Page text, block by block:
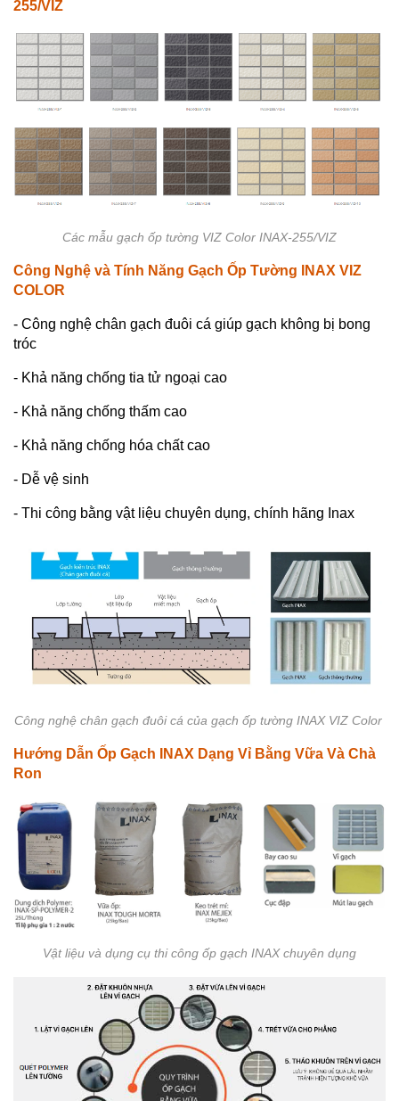
255/VIZ
Các mẫu gạch ốp tường VIZ Color INAX-255/VIZ
Công Nghệ và Tính Năng Gạch Ốp Tường INAX VIZ
COLOR
- Công nghệ chân gạch đuôi cá giúp gạch không bị bong
tróc
- Khả năng chống tia tử ngoại cao
- Khả năng chống thấm cao
- Khả năng chống hóa chất cao
- Dễ vệ sinh
- Thi công bằng vật liệu chuyên dụng, chính hãng Inax
Công nghệ chân gạch đuôi cá của gạch ốp tường INAX VIZ Color
Hướng Dẫn Ốp Gạch INAX Dạng Vỉ Bằng Vữa Và Chà
Ron
Vật liệu và dụng cụ thi công ốp gạch INAX chuyên dụng